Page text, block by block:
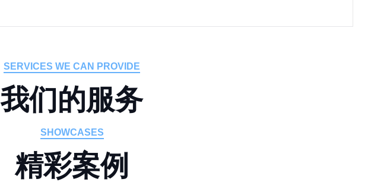
SERVICES WE CAN PROVIDE
我们的服务
SHOWCASES
精彩案例